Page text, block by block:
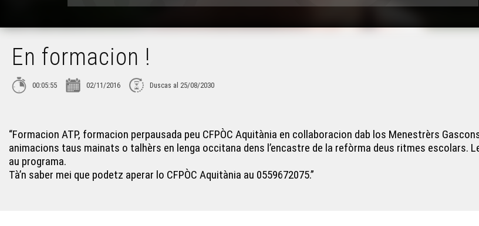
En formacion !
00:05:55 02/11/2016 Duscas al 25/08/2030
“Formacion ATP, formacion perpausada peu CFPÒC Aquitània en collaboracion dab los Menestrèrs
animacions taus mainats o talhèrs en lenga occitana dens l’encastre de la refòrma deus ritmes escolars.
au programa.
Tà’n saber mei que podetz aperar lo CFPÒC Aquitània au 0559672075.”